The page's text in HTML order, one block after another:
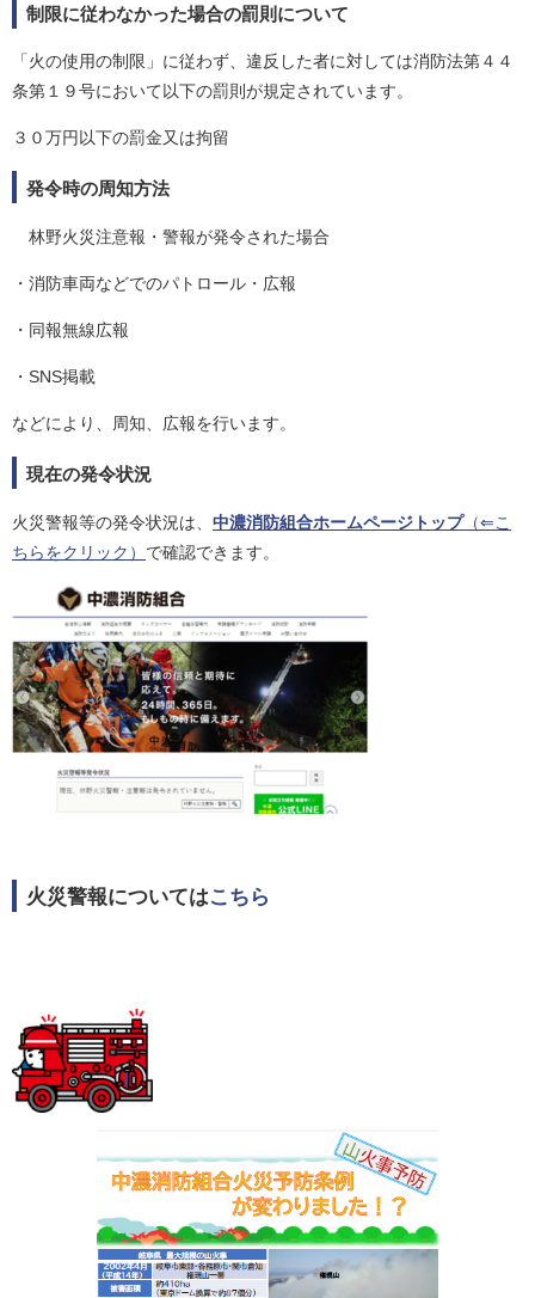
制限に従わなかった場合の罰則について
「火の使用の制限」に従わず、違反した者に対しては消防法第４４
条第１９号において以下の罰則が規定されています。
３０万円以下の罰金又は拘留
発令時の周知方法
林野火災注意報・警報が発令された場合
・消防車両などでのパトロール・広報
・同報無線広報
・SNS掲載
などにより、周知、広報を行います。
現在の発令状況
火災警報等の発令状況は、 中濃消防組合ホームページトップ（⇐こ
ちらをクリック） で確認できます。
火災警報についてはこちら